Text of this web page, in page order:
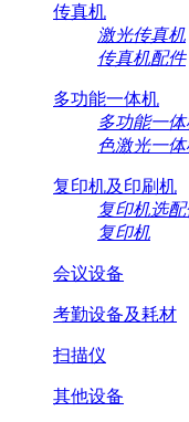
传真机
激光传真机
传真机配件
多功能一体机
多功能一
色激光一
复印机及印刷机
复印机选
复印机
会议设备
考勤设备及耗材
扫描仪
其他设备